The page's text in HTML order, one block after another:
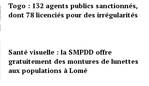
Togo : 132 agents publics sanctionnés,
dont 78 licenciés pour des irrégularités
Santé visuelle : la SMPDD offre
gratuitement des montures de lunettes
aux populations à Lomé